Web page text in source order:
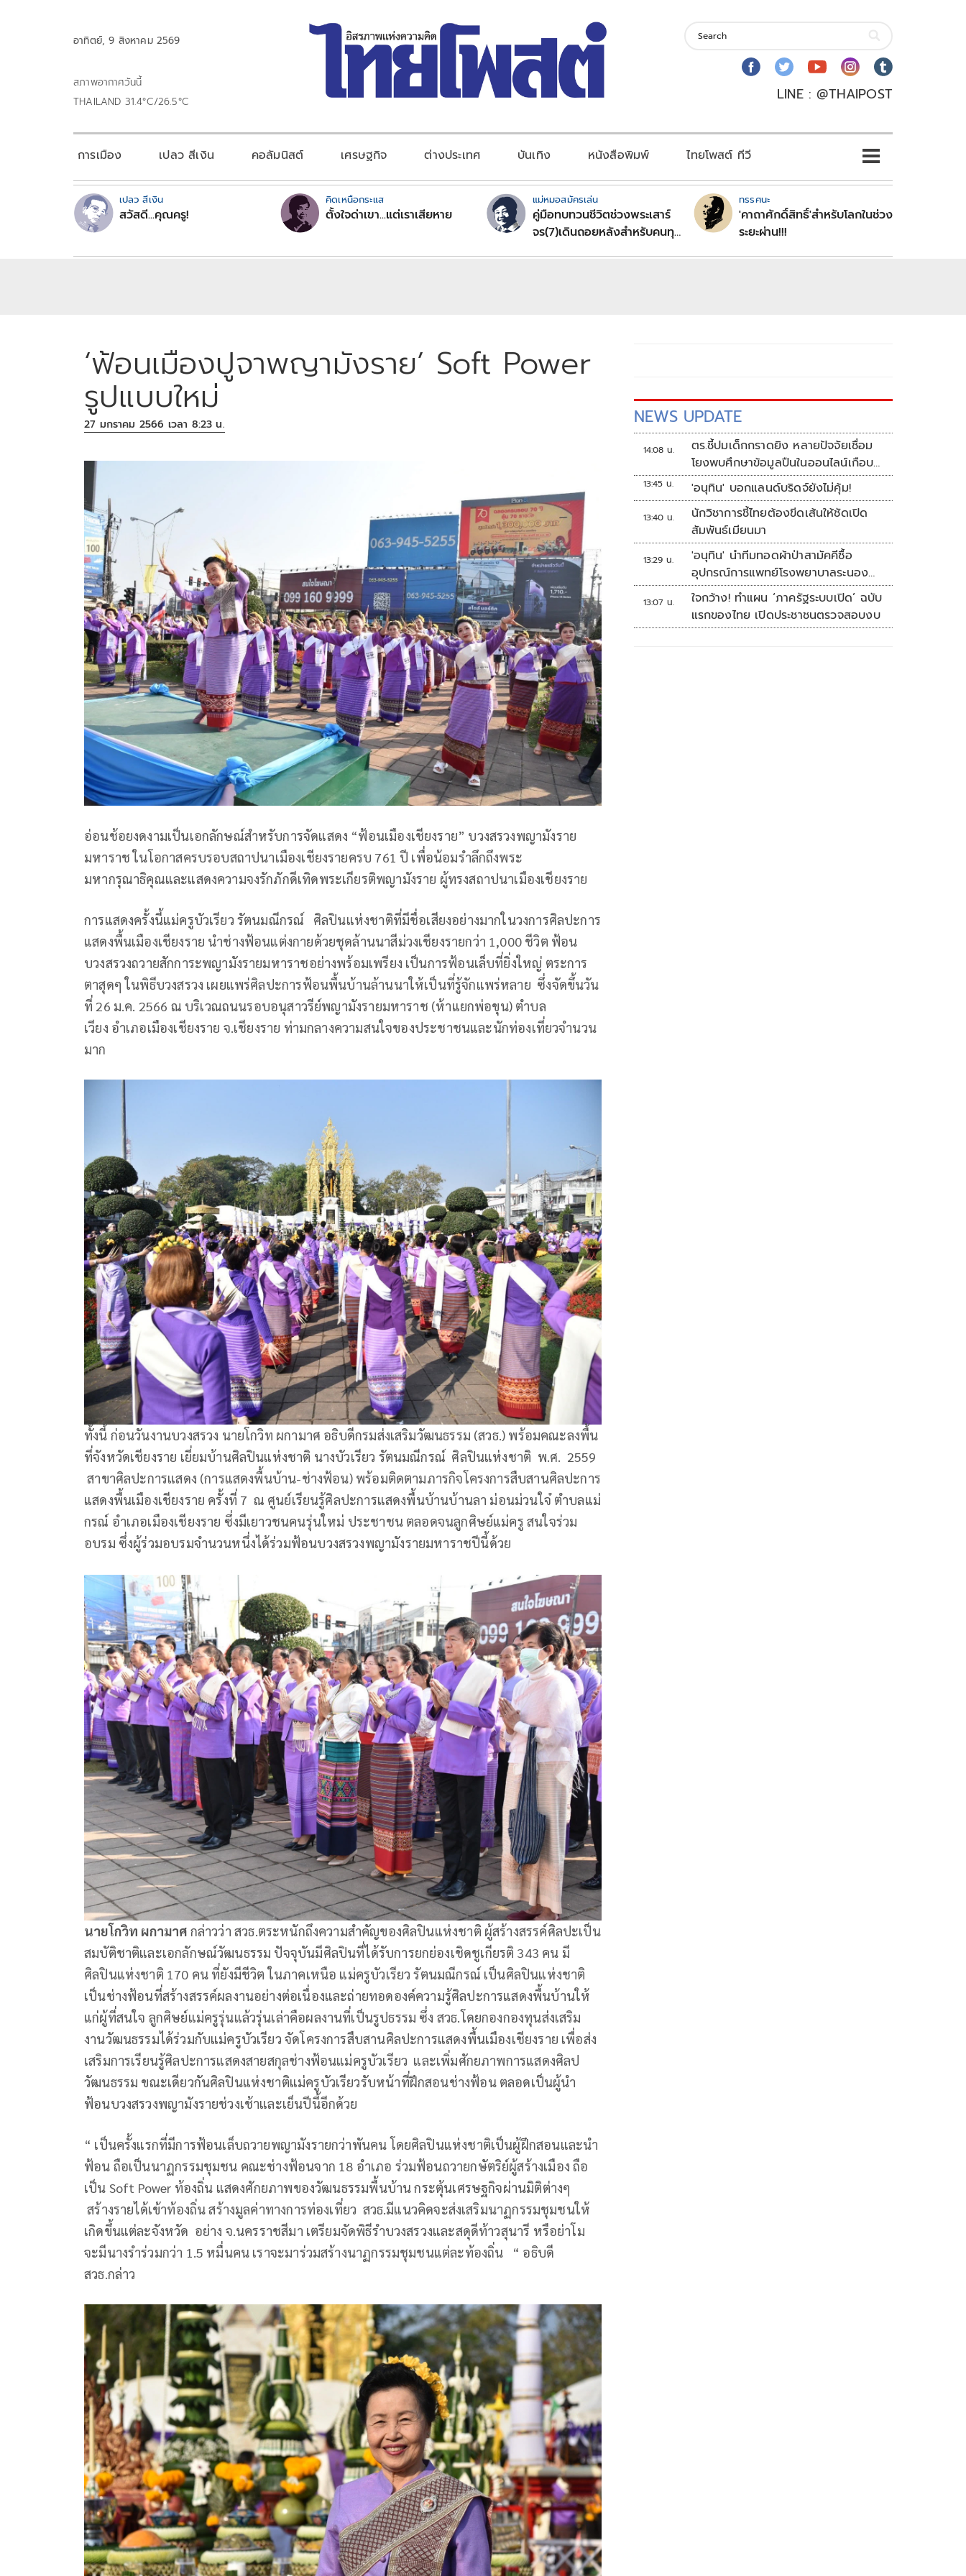
อาทิตย์, 9 สิงหาคม 2569
สภาพอากาศวันนี้
THAILAND 31.4°C/26.5°C
LINE : @THAIPOST
การเมือง เปลว สีเงิน คอลัมนิสต์ เศรษฐกิจ ต่างประเทศ บันเทิง หนังสือพิมพ์ ไทยโพสต์ ทีวี
เปลว สีเงิน
สวัสดี...คุณครู!
คิดเหนือกระแส
ตั้งใจด่าเขา...แต่เราเสียหาย
แม่หมอสมัครเล่น
คู่มือทบทวนชีวิตช่วงพระเสาร์
จร(7)เดินถอยหลังสำหรับคนทุก
ทรรศนะ
'คาถาศักดิ์สิทธิ์'สำหรับโลกในช่วง
ระยะผ่าน!!!
‘ฟ้อนเมืองปูจาพญามังราย’ Soft Power
รูปแบบใหม่
27 มกราคม 2566 เวลา 8:23 น.
อ่อนช้อยงดงามเป็นเอกลักษณ์สำหรับการจัดแสดง “ฟ้อนเมืองเชียงราย” บวงสรวงพญามังราย
มหาราช ในโอกาสครบรอบสถาปนาเมืองเชียงรายครบ 761 ปี เพื่อน้อมรำลึกถึงพระ
มหากรุณาธิคุณและแสดงความจงรักภักดีเทิดพระเกียรติพญามังราย ผู้ทรงสถาปนาเมืองเชียงราย
การแสดงครั้งนี้แม่ครูบัวเรียว รัตนมณีกรณ์ ศิลปินแห่งชาติที่มีชื่อเสียงอย่างมากในวงการศิลปะการ
แสดงพื้นเมืองเชียงราย นำช่างฟ้อนแต่งกายด้วยชุดล้านนาสีม่วงเชียงรายกว่า 1,000 ชีวิต ฟ้อน
บวงสรวงถวายสักการะพญามังรายมหาราชอย่างพร้อมเพรียง เป็นการฟ้อนเล็บที่ยิ่งใหญ่ ตระการ
ตาสุดๆ ในพิธีบวงสรวง เผยแพร่ศิลปะการฟ้อนพื้นบ้านล้านนาให้เป็นที่รู้จักแพร่หลาย ซึ่งจัดขึ้นวัน
ที่ 26 ม.ค. 2566 ณ บริเวณถนนรอบอนุสาวรีย์พญามังรายมหาราช (ห้าแยกพ่อขุน) ตำบล
เวียง อำเภอเมืองเชียงราย จ.เชียงราย ท่ามกลางความสนใจของประชาชนและนักท่องเที่ยวจำนวน
มาก
ทั้งนี้ ก่อนวันงานบวงสรวง นายโกวิท ผกามาศ อธิบดีกรมส่งเสริมวัฒนธรรม (สวธ.) พร้อมคณะลงพื้น
ที่จังหวัดเชียงราย เยี่ยมบ้านศิลปินแห่งชาติ นางบัวเรียว รัตนมณีกรณ์ ศิลปินแห่งชาติ พ.ศ. 2559
สาขาศิลปะการแสดง (การแสดงพื้นบ้าน-ช่างฟ้อน) พร้อมติดตามภารกิจโครงการสืบสานศิลปะการ
แสดงพื้นเมืองเชียงราย ครั้งที่ 7 ณ ศูนย์เรียนรู้ศิลปะการแสดงพื้นบ้านบ้านลา ม่อนม่วนใจ๋ ตำบลแม่
กรณ์ อำเภอเมืองเชียงราย ซึ่งมีเยาวชนคนรุ่นใหม่ ประชาชน ตลอดจนลูกศิษย์แม่ครู สนใจร่วม
อบรม ซึ่งผู้ร่วมอบรมจำนวนหนึ่งได้ร่วมฟ้อนบวงสรวงพญามังรายมหาราชปีนี้ด้วย
นายโกวิท ผกามาศ กล่าวว่า สวธ.ตระหนักถึงความสำคัญของศิลปินแห่งชาติ ผู้สร้างสรรค์ศิลปะเป็น
สมบัติชาติและเอกลักษณ์วัฒนธรรม ปัจจุบันมีศิลปินที่ได้รับการยกย่องเชิดชูเกียรติ 343 คน มี
ศิลปินแห่งชาติ 170 คน ที่ยังมีชีวิต ในภาคเหนือ แม่ครูบัวเรียว รัตนมณีกรณ์ เป็นศิลปินแห่งชาติ
เป็นช่างฟ้อนที่สร้างสรรค์ผลงานอย่างต่อเนื่องและถ่ายทอดองค์ความรู้ศิลปะการแสดงพื้นบ้านให้
แก่ผู้ที่สนใจ ลูกศิษย์แม่ครูรุ่นแล้วรุ่นเล่าคือผลงานที่เป็นรูปธรรม ซึ่ง สวธ.โดยกองกองทุนส่งเสริม
งานวัฒนธรรมได้ร่วมกับแม่ครูบัวเรียว จัดโครงการสืบสานศิลปะการแสดงพื้นเมืองเชียงราย เพื่อส่ง
เสริมการเรียนรู้ศิลปะการแสดงสายสกุลช่างฟ้อนแม่ครูบัวเรียว และเพิ่มศักยภาพการแสดงศิลป
วัฒนธรรม ขณะเดียวกันศิลปินแห่งชาติแม่ครูบัวเรียวรับหน้าที่ฝึกสอนช่างฟ้อน ตลอดเป็นผู้นำ
ฟ้อนบวงสรวงพญามังรายช่วงเช้าและเย็นปีนี้อีกด้วย
“ เป็นครั้งแรกที่มีการฟ้อนเล็บถวายพญามังรายกว่าพันคน โดยศิลปินแห่งชาติเป็นผู้ฝึกสอนและนำ
ฟ้อน ถือเป็นนาฏกรรมชุมชน คณะช่างฟ้อนจาก 18 อำเภอ ร่วมฟ้อนถวายกษัตริย์ผู้สร้างเมือง ถือ
เป็น Soft Power ท้องถิ่น แสดงศักยภาพของวัฒนธรรมพื้นบ้าน กระตุ้นเศรษฐกิจผ่านมิติต่างๆ
สร้างรายได้เข้าท้องถิ่น สร้างมูลค่าทางการท่องเที่ยว สวธ.มีแนวคิดจะส่งเสริมนาฏกรรมชุมชนให้
เกิดขึ้นแต่ละจังหวัด อย่าง จ.นครราชสีมา เตรียมจัดพิธีรำบวงสรวงและสดุดีท้าวสุนารี หรือย่าโม
จะมีนางรำร่วมกว่า 1.5 หมื่นคน เราจะมาร่วมสร้างนาฏกรรมชุมชนแต่ละท้องถิ่น “ อธิบดี
สวธ.กล่าว
NEWS UPDATE
14:08 น.
ตร.ชี้ปมเด็กกราดยิง หลายปัจจัยเชื่อม
โยงพบศึกษาข้อมูลปืนในออนไลน์เกือบ
2 ปี
13:45 น. 'อนุทิน' บอกแลนด์บริดจ์ยังไม่คุ้ม!
13:40 น.
นักวิชาการชี้ไทยต้องขีดเส้นให้ชัดเปิด
สัมพันธ์เมียนมา
13:29 น.
'อนุทิน' นำทีมทอดผ้าป่าสามัคคีซื้อ
อุปกรณ์การแพทย์โรงพยาบาลระนอง
ยอดเงินทำบุญ 20 ล้านบาท
13:07 น.
ใจกว้าง! ทำแผน ‘ภาครัฐระบบเปิด’ ฉบับ
แรกของไทย เปิดประชาชนตรวจสอบงบ